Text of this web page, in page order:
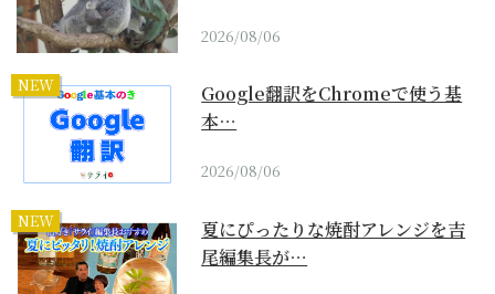
2026/08/06
NEW
Google翻訳をChromeで使う基
本…
2026/08/06
NEW
夏にぴったりな焼酎アレンジを吉
尾編集長が…